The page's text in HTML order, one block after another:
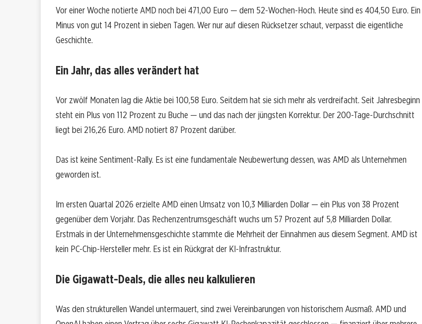
Vor einer Woche notierte AMD noch bei 471,00 Euro — dem 52-Wochen-Hoch. Heute sind es 404,50 Euro. Ein
Minus von gut 14 Prozent in sieben Tagen. Wer nur auf diesen Rücksetzer schaut, verpasst die eigentliche
Geschichte.
Ein Jahr, das alles verändert hat
Vor zwölf Monaten lag die Aktie bei 100,58 Euro. Seitdem hat sie sich mehr als verdreifacht. Seit Jahresbeginn
steht ein Plus von 112 Prozent zu Buche — und das nach der jüngsten Korrektur. Der 200-Tage-Durchschnitt
liegt bei 216,26 Euro. AMD notiert 87 Prozent darüber.
Das ist keine Sentiment-Rally. Es ist eine fundamentale Neubewertung dessen, was AMD als Unternehmen
geworden ist.
Im ersten Quartal 2026 erzielte AMD einen Umsatz von 10,3 Milliarden Dollar — ein Plus von 38 Prozent
gegenüber dem Vorjahr. Das Rechenzentrumsgeschäft wuchs um 57 Prozent auf 5,8 Milliarden Dollar.
Erstmals in der Unternehmensgeschichte stammte die Mehrheit der Einnahmen aus diesem Segment. AMD ist
kein PC-Chip-Hersteller mehr. Es ist ein Rückgrat der KI-Infrastruktur.
Die Gigawatt-Deals, die alles neu kalkulieren
Was den strukturellen Wandel untermauert, sind zwei Vereinbarungen von historischem Ausmaß. AMD und